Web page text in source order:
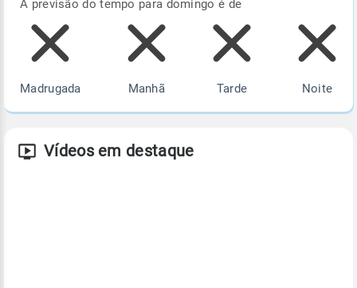
A previsão do tempo para domingo é de
Madrugada Manhã Tarde Noite
Vídeos em destaque